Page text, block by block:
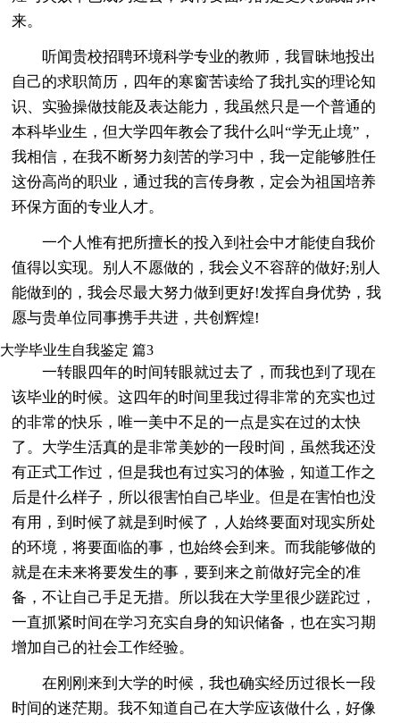
来。
听闻贵校招聘环境科学专业的教师，我冒昧地投出
自己的求职简历，四年的寒窗苦读给了我扎实的理论知
识、实验操做技能及表达能力，我虽然只是一个普通的
本科毕业生，但大学四年教会了我什么叫“学无止境”，
我相信，在我不断努力刻苦的学习中，我一定能够胜任
这份高尚的职业，通过我的言传身教，定会为祖国培养
环保方面的专业人才。
一个人惟有把所擅长的投入到社会中才能使自我价
值得以实现。别人不愿做的，我会义不容辞的做好;别人
能做到的，我会尽最大努力做到更好!发挥自身优势，我
愿与贵单位同事携手共进，共创辉煌!
大学毕业生自我鉴定 篇3
一转眼四年的时间转眼就过去了，而我也到了现在
该毕业的时候。这四年的时间里我过得非常的充实也过
的非常的快乐，唯一美中不足的一点是实在过的太快
了。大学生活真的是非常美妙的一段时间，虽然我还没
有正式工作过，但是我也有过实习的体验，知道工作之
后是什么样子，所以很害怕自己毕业。但是在害怕也没
有用，到时候了就是到时候了，人始终要面对现实所处
的环境，将要面临的事，也始终会到来。而我能够做的
就是在未来将要发生的事，要到来之前做好完全的准
备，不让自己手足无措。所以我在大学里很少蹉跎过，
一直抓紧时间在学习充实自身的知识储备，也在实习期
增加自己的社会工作经验。
在刚刚来到大学的时候，我也确实经历过很长一段
时间的迷茫期。我不知道自己在大学应该做什么，好像